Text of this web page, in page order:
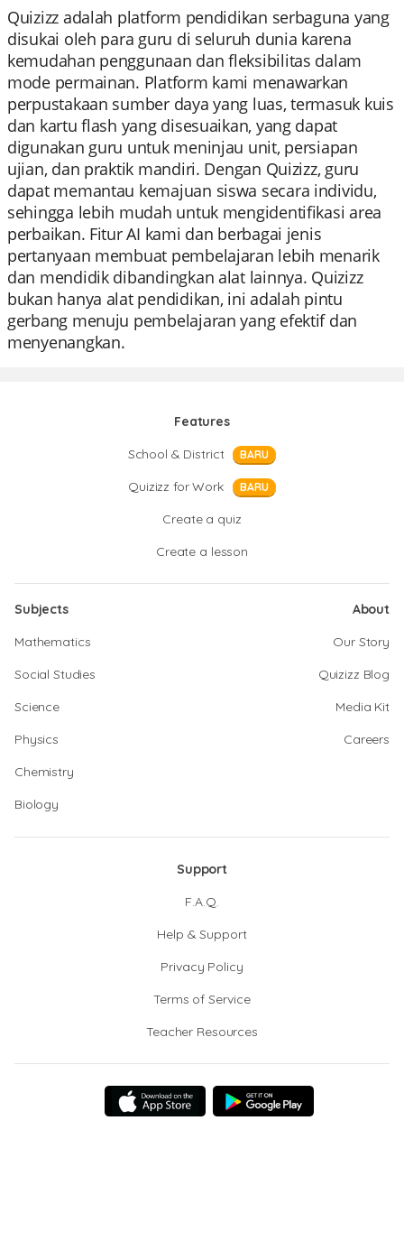
Quizizz adalah platform pendidikan serbaguna yang
disukai oleh para guru di seluruh dunia karena
kemudahan penggunaan dan fleksibilitas dalam
mode permainan. Platform kami menawarkan
perpustakaan sumber daya yang luas, termasuk kuis
dan kartu flash yang disesuaikan, yang dapat
digunakan guru untuk meninjau unit, persiapan
ujian, dan praktik mandiri. Dengan Quizizz, guru
dapat memantau kemajuan siswa secara individu,
sehingga lebih mudah untuk mengidentifikasi area
perbaikan. Fitur AI kami dan berbagai jenis
pertanyaan membuat pembelajaran lebih menarik
dan mendidik dibandingkan alat lainnya. Quizizz
bukan hanya alat pendidikan, ini adalah pintu
gerbang menuju pembelajaran yang efektif dan
menyenangkan.
Features
School & District
BARU
Quizizz for Work BARU
Create a quiz
Create a lesson
Subjects
Mathematics
Social Studies
Science
Physics
Chemistry
Biology
About
Our Story
Quizizz Blog
Media Kit
Careers
Support
F.A.Q.
Help & Support
Privacy Policy
Terms of Service
Teacher Resources